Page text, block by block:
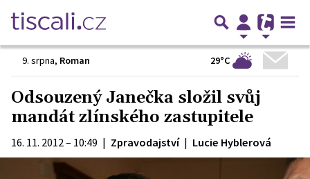
9. srpna, Roman 29°C
Odsouzený Janečka složil svůj
mandát zlínského zastupitele
16. 11. 2012 – 10:49 | Zpravodajství | Lucie Hyblerová